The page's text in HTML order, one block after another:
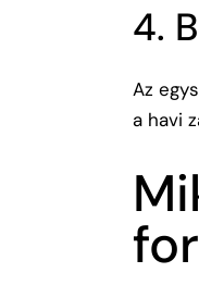
4.
Az
a havi